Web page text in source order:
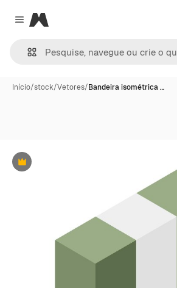
Close menu
Magnific
Início/stock/Vetores/Bandeira isométrica …
Premium